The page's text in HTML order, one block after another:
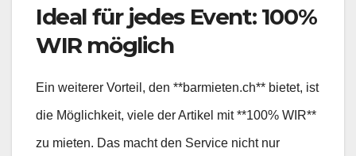
Ideal für jedes Event: 100%
WIR möglich
Ein weiterer Vorteil, den **barmieten.ch** bietet, ist
die Möglichkeit, viele der Artikel mit **100% WIR**
zu mieten. Das macht den Service nicht nur